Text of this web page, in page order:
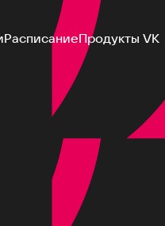
РасписаниеПродукты VK